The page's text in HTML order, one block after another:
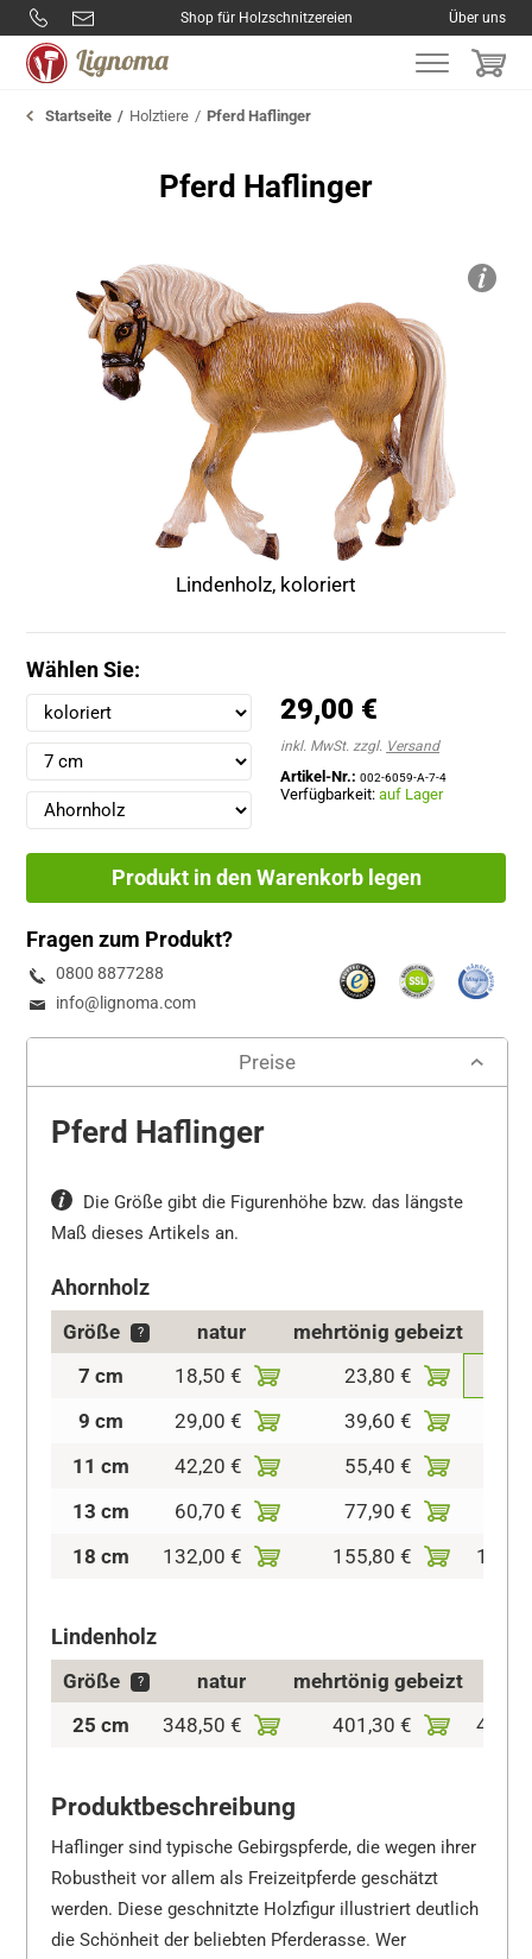
Shop für Holzschnitzereien Über uns
Startseite Holztiere Pferd Haflinger
Lindenholz, koloriert
Pferd Haflinger
Wählen Sie:
29,00 €
inkl. MwSt. zzgl. Versand
Artikel-Nr.: 002-6059-A-7-4
Verfügbarkeit:auf Lager
Produkt in den Warenkorb legen
Fragen zum Produkt?
0800 8877288
info@lignoma.com
Preise
Pferd Haflinger
Die Größe gibt die Figurenhöhe bzw. das längste
Maß dieses Artikels an.
Ahornholz
Größe ? natur mehrtönig gebeizt
7 cm
18,50 € 23,80 €
9 cm
29,00 € 39,60 €
11 cm
42,20 € 55,40 €
13 cm
60,70 € 77,90 €
18 cm
132,00 € 155,80 €
Lindenholz
Größe ? natur mehrtönig gebeizt
25 cm
348,50 € 401,30 €
Produktbeschreibung
Haflinger sind typische Gebirgspferde, die wegen ihrer
Robustheit vor allem als Freizeitpferde geschätzt
werden. Diese geschnitzte Holzfigur illustriert deutlich
die Schönheit der beliebten Pferderasse. Wer